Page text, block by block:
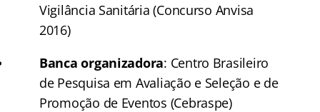
Vigilância Sanitária (Concurso Anvisa
2016)
Banca organizadora: Centro Brasileiro
de Pesquisa em Avaliação e Seleção e de
Promoção de Eventos (Cebraspe)